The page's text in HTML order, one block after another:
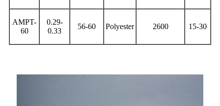
AMPT-
60
0.29-
0.33
56-60 Polyester 2600 15-30